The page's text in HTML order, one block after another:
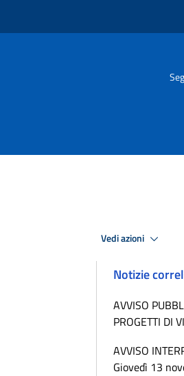
Vedi azioni
Notizie
AVVISO
PROGETTI DI
AVVISO
Giovedì 13